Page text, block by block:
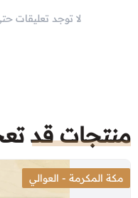
لا توجد تعليقات
منتجات قد
مكة المكرمة - العوالي